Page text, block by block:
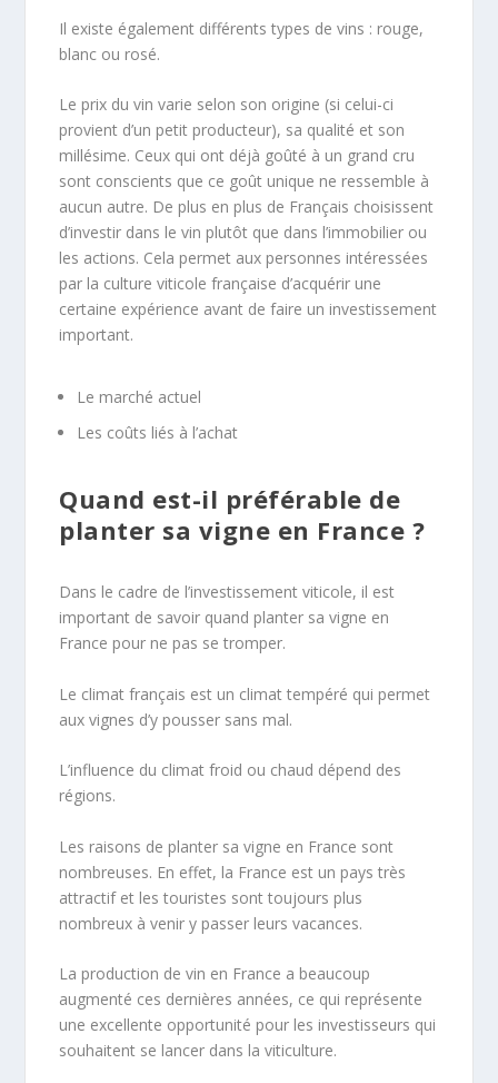
Il existe également différents types de vins : rouge,
blanc ou rosé.
Le prix du vin varie selon son origine (si celui-ci
provient d’un petit producteur), sa qualité et son
millésime. Ceux qui ont déjà goûté à un grand cru
sont conscients que ce goût unique ne ressemble à
aucun autre. De plus en plus de Français choisissent
d’investir dans le vin plutôt que dans l’immobilier ou
les actions. Cela permet aux personnes intéressées
par la culture viticole française d’acquérir une
certaine expérience avant de faire un investissement
important.
Le marché actuel
Les coûts liés à l’achat
Quand est-il préférable de
planter sa vigne en France ?
Dans le cadre de l’investissement viticole, il est
important de savoir quand planter sa vigne en
France pour ne pas se tromper.
Le climat français est un climat tempéré qui permet
aux vignes d’y pousser sans mal.
L’influence du climat froid ou chaud dépend des
régions.
Les raisons de planter sa vigne en France sont
nombreuses. En effet, la France est un pays très
attractif et les touristes sont toujours plus
nombreux à venir y passer leurs vacances.
La production de vin en France a beaucoup
augmenté ces dernières années, ce qui représente
une excellente opportunité pour les investisseurs qui
souhaitent se lancer dans la viticulture.